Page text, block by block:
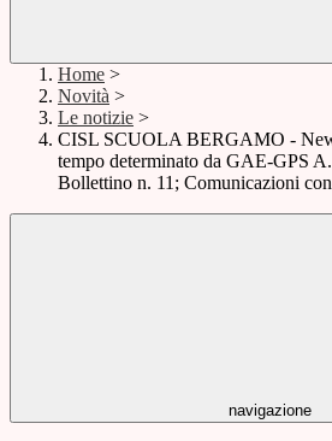
Home >
Novità >
Le notizie >
CISL SCUOLA BERGAMO -
tempo determinato da GAE-GPS
Bollettino n. 11; Comunicazioni
navigazione